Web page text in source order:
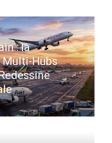
Unis
de dollars
Angeles et